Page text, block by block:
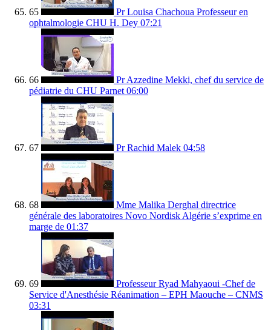
65
Pr Louisa Chachoua Professeur en
ophtalmologie CHU H. Dey 07:21
66
Pr Azzedine Mekki, chef du service de
pédiatrie du CHU Parnet 06:00
67 Pr Rachid Malek 04:58
68
Mme Malika Derghal directrice
générale des laboratoires Novo Nordisk Algérie s’exprime en
marge de 01:37
69
Professeur Ryad Mahyaoui -Chef de
Service d'Anesthésie Réanimation – EPH Maouche – CNMS
03:31